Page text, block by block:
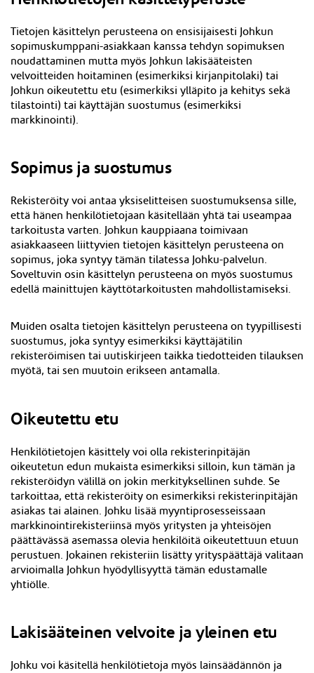
Tietojen käsittelyn perusteena on ensisijaisesti Johkun
sopimuskumppani-asiakkaan kanssa tehdyn sopimuksen
noudattaminen mutta myös Johkun lakisääteisten
velvoitteiden hoitaminen (esimerkiksi kirjanpitolaki) tai
Johkun oikeutettu etu (esimerkiksi ylläpito ja kehitys sekä
tilastointi) tai käyttäjän suostumus (esimerkiksi
markkinointi).
Sopimus ja suostumus
Rekisteröity voi antaa yksiselitteisen suostumuksensa sille,
että hänen henkilötietojaan käsitellään yhtä tai useampaa
tarkoitusta varten. Johkun kauppiaana toimivaan
asiakkaaseen liittyvien tietojen käsittelyn perusteena on
sopimus, joka syntyy tämän tilatessa Johku-palvelun.
Soveltuvin osin käsittelyn perusteena on myös suostumus
edellä mainittujen käyttötarkoitusten mahdollistamiseksi.
Muiden osalta tietojen käsittelyn perusteena on tyypillisesti
suostumus, joka syntyy esimerkiksi käyttäjätilin
rekisteröimisen tai uutiskirjeen taikka tiedotteiden tilauksen
myötä, tai sen muutoin erikseen antamalla.
Oikeutettu etu
Henkilötietojen käsittely voi olla rekisterinpitäjän
oikeutetun edun mukaista esimerkiksi silloin, kun tämän ja
rekisteröidyn välillä on jokin merkityksellinen suhde. Se
tarkoittaa, että rekisteröity on esimerkiksi rekisterinpitäjän
asiakas tai alainen. Johku lisää myyntiprosesseissaan
markkinointirekisteriinsä myös yritysten ja yhteisöjen
päättävässä asemassa olevia henkilöitä oikeutettuun etuun
perustuen. Jokainen rekisteriin lisätty yrityspäättäjä valitaan
arvioimalla Johkun hyödyllisyyttä tämän edustamalle
yhtiölle.
Lakisääteinen velvoite ja yleinen etu
Johku voi käsitellä henkilötietoja myös lainsäädännön ja